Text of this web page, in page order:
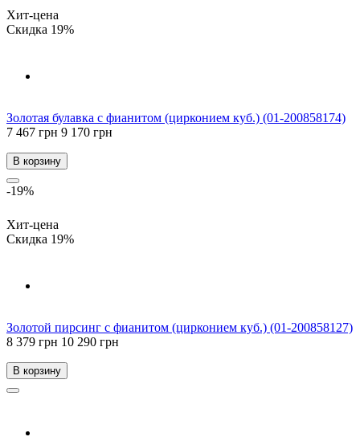
Хит-цена
Скидка 19%
Золотая булавка с фианитом (цирконием куб.) (01-200858174)
7 467 грн 9 170 грн
В корзину
-19%
Хит-цена
Скидка 19%
Золотой пирсинг с фианитом (цирконием куб.) (01-200858127)
8 379 грн 10 290 грн
В корзину